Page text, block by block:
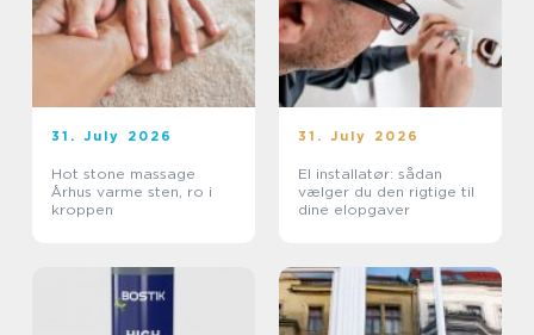
31. July 2026
Hot stone massage
Århus varme sten, ro i
kroppen
31. July 2026
El installatør: sådan
vælger du den rigtige til
dine elopgaver